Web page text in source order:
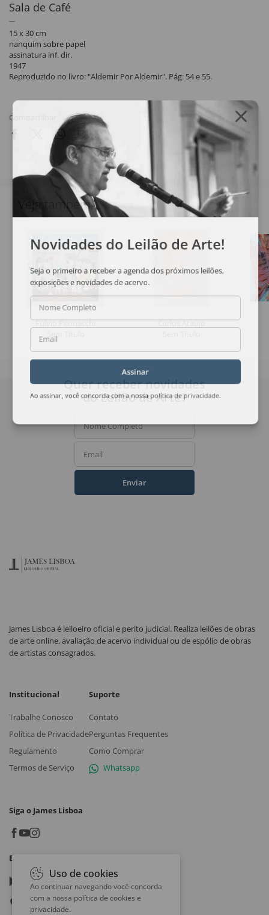
Sala de Café
15 x 30 cm
nanquim sobre papel
assinatura inf. dir.
1947
Reproduzido no livro: "Aldemir Por Aldemir". Pág: 54 e 55.
Compartilhar
Veja também
Fulvio Pennacchi
Sem Título
Carlos Araújo
Novidades do Leilão de Arte!
Seja o primeiro a receber a agenda dos próximos leilões,
exposições e novidades de acervo.
Nome Completo
Email
Assinar
Ao assinar, você concorda com a nossapolítica de privacidade
Quer receber novidades
do Leilão de Arte?
Nome Completo
Email
Enviar
James Lisboa é leiloeiro oficial e perito judicial. Realiza leilões de obras
de arte online, avaliação de acervo individual ou de espólio de obras
de artistas consagrados.
Institucional
Trabalhe Conosco
Política de Privacidade
Regulamento
Termos de Serviço
Suporte
Contato
Perguntas Frequentes
Como Comprar
Whatsapp
Siga o James Lisboa
Baixe o App
Google play
App store
Uso de cookies
Ao continuar navegando você concorda
com a nossa política de cookies e
privacidade.